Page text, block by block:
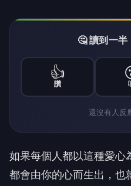
🤔 讀到一半
👍
讚
還沒有人反
如果每個人都以這種愛心
都會由你的心而生出，也